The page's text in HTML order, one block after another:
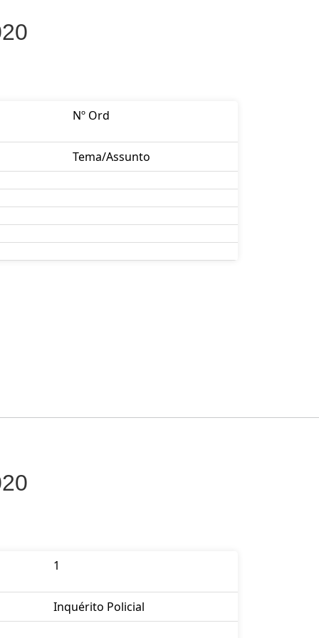
Nº Ord
Tema/Assunto
1
Inquérito Policial